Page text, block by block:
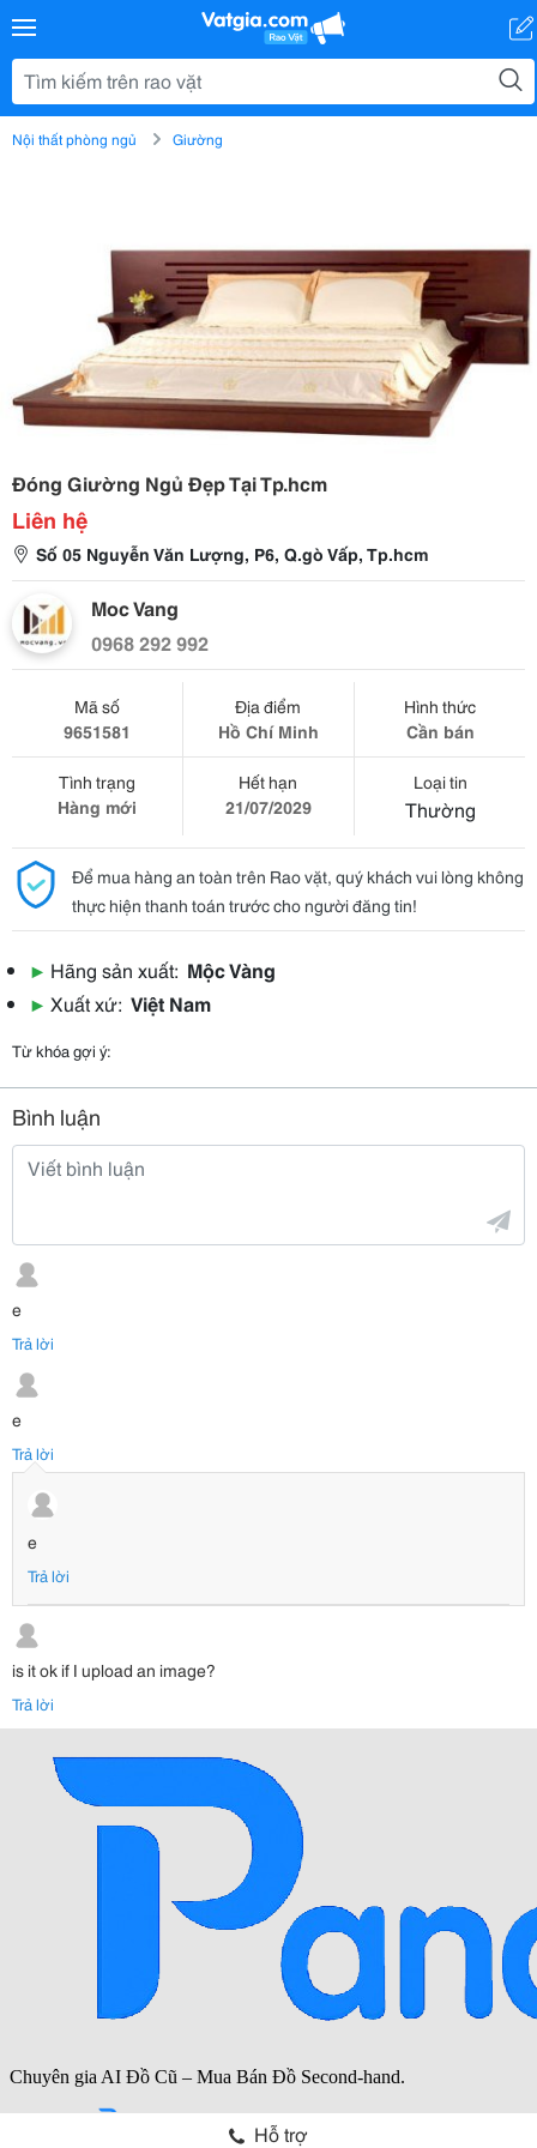
Nội thất phòng ngủ Giường
Đóng Giường Ngủ Đẹp Tại Tp.hcm
Liên hệ
Số 05 Nguyễn Văn Lượng, P6, Q.gò Vấp, Tp.hcm
Moc Vang
0968 292 992
Mã số
9651581
Địa điểm
Hồ Chí Minh
Hình thức
Cần bán
Tình trạng
Hàng mới
Hết hạn
21/07/2029
Loại tin
Thường
Để mua hàng an toàn trên Rao vặt, quý khách vui lòng không
thực hiện thanh toán trước cho người đăng tin!
▶ Hãng sản xuất: Mộc Vàng
▶ Xuất xứ: Việt Nam
Từ khóa gợi ý:
Bình luận
e
Trả lời
e
Trả lời
e
Trả lời
is it ok if I upload an image?
Trả lời
Hỗ trợ